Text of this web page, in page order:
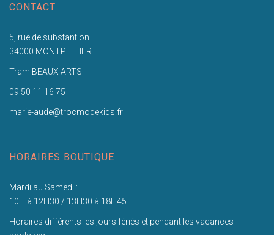
CONTACT
5, rue de substantion
34000 MONTPELLIER
Tram BEAUX ARTS
09 50 11 16 75
marie-aude@trocmodekids.fr
HORAIRES BOUTIQUE
Mardi au Samedi :
10H à 12H30 / 13H30 à 18H45
Horaires différents les jours fériés et pendant les vacances